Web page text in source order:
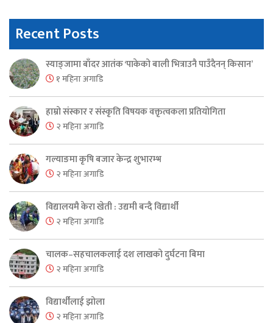
Recent Posts
स्याङ्जामा बाँदर आतंक ‘पाकेको बाली भित्राउनै पाउँदैनन् किसान’
१ महिना अगाडि
हाम्रो संस्कार र संस्कृति विषयक वक्तृत्वकला प्रतियोगिता
२ महिना अगाडि
गल्याङमा कृषि बजार केन्द्र शुभारम्भ
२ महिना अगाडि
विद्यालयमै केरा खेती : उद्यमी बन्दै विद्यार्थी
२ महिना अगाडि
चालक–सहचालकलाई दश लाखको दुर्घटना बिमा
२ महिना अगाडि
विद्यार्थीलाई झोला
२ महिना अगाडि